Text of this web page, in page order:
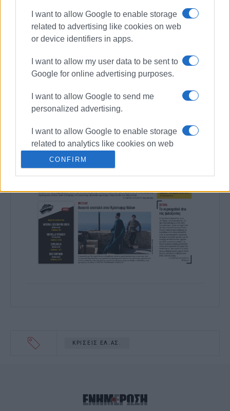
I want to allow Google to enable storage
related to advertising like cookies on web
or device identifiers in apps.
I want to allow my user data to be sent to
Google for online advertising purposes.
I want to allow Google to send me
personalized advertising.
I want to allow Google to enable storage
related to analytics like cookies on web
or device identifiers in apps.
I want to allow Google to enable storage
related to functionality of the website or
app.
I want to allow Google to enable storage
related to personalization.
I want to allow Google to enable storage
CONFIRM
Συνδρομητές στο e-paper
ΚΡΙΣΕΙΣ ΕΛ.ΑΣ.